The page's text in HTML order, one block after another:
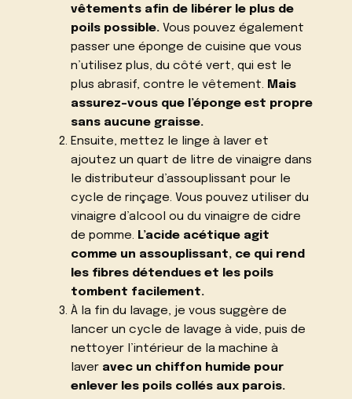
vêtements afin de libérer le plus de
poils possible. Vous pouvez également
passer une éponge de cuisine que vous
n’utilisez plus, du côté vert, qui est le
plus abrasif, contre le vêtement. Mais
assurez-vous que l’éponge est propre
sans aucune graisse.
Ensuite, mettez le linge à laver et
ajoutez un quart de litre de vinaigre dans
le distributeur d’assouplissant pour le
cycle de rinçage. Vous pouvez utiliser du
vinaigre d’alcool ou du vinaigre de cidre
de pomme. L’acide acétique agit
comme un assouplissant, ce qui rend
les fibres détendues et les poils
tombent facilement.
À la fin du lavage, je vous suggère de
lancer un cycle de lavage à vide, puis de
nettoyer l’intérieur de la machine à
laver avec un chiffon humide pour
enlever les poils collés aux parois.